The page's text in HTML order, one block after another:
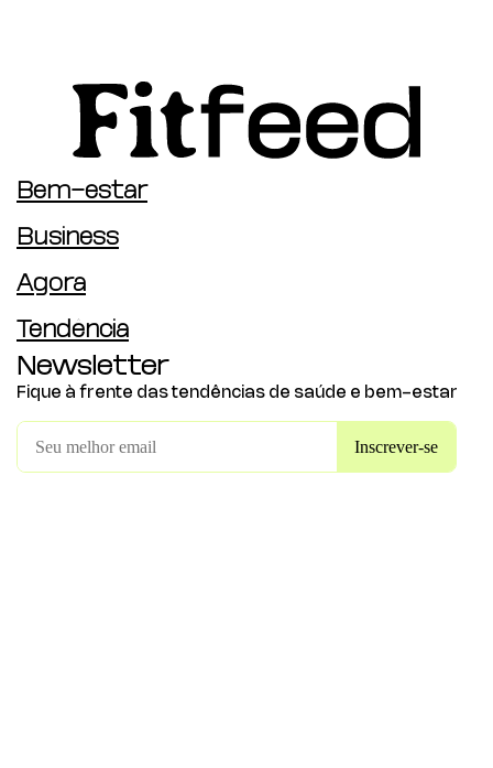
Bem-estar
Business
Agora
Tendência
Newsletter
Fique à frente das tendências de saúde e bem-estar